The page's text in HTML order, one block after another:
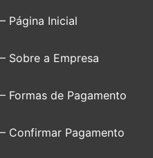
– Página Inicial
– Sobre a Empresa
– Formas de Pagamento
– Confirmar Pagamento